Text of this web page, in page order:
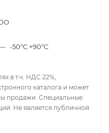
-50°С +90°С
в т.ч. НДС 22%,
каталога и может
продажи. Специальные
Не является публичной